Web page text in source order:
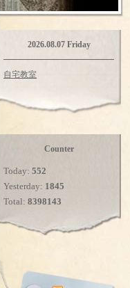
2026.08.07 Friday
自宅教室
Counter
Today: 552
Yesterday: 1845
Total: 8398143